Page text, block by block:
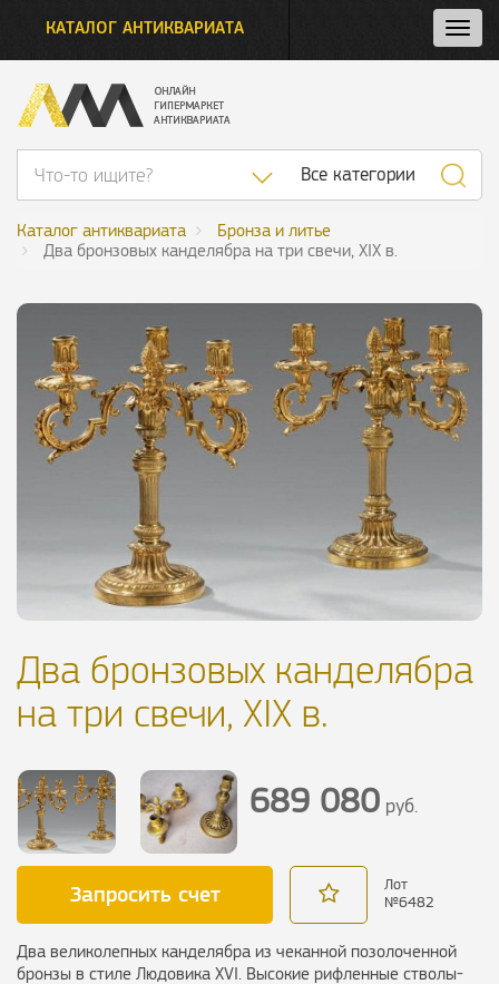
и
КАТАЛОГ АНТИКВАРИАТА
Список
Все категории
Каталог антиквариата
Бронза и литье
Два бронзовых канделябра на три свечи, XIX в.
Два бронзовых канделябра
на три свечи, XIX в.
689 080 руб.
Запросить счет
Лот
№6482
Два великолепных канделябра из чеканной позолоченной
бронзы в стиле Людовика XVI. Высокие рифленные стволы-